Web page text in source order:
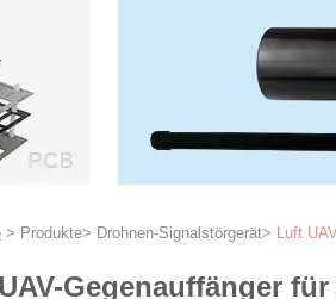
> Produkte> Drohnen-Signalstörgerät> Luft
Gegenauffänger